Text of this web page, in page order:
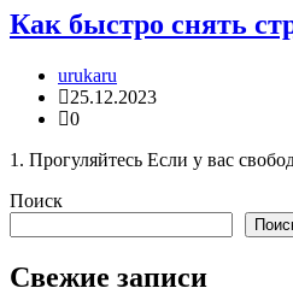
Как быстро снять
urukaru
25.12.2023
0
1. Прогуляйтесь Если у вас
Поиск
Свежие записи